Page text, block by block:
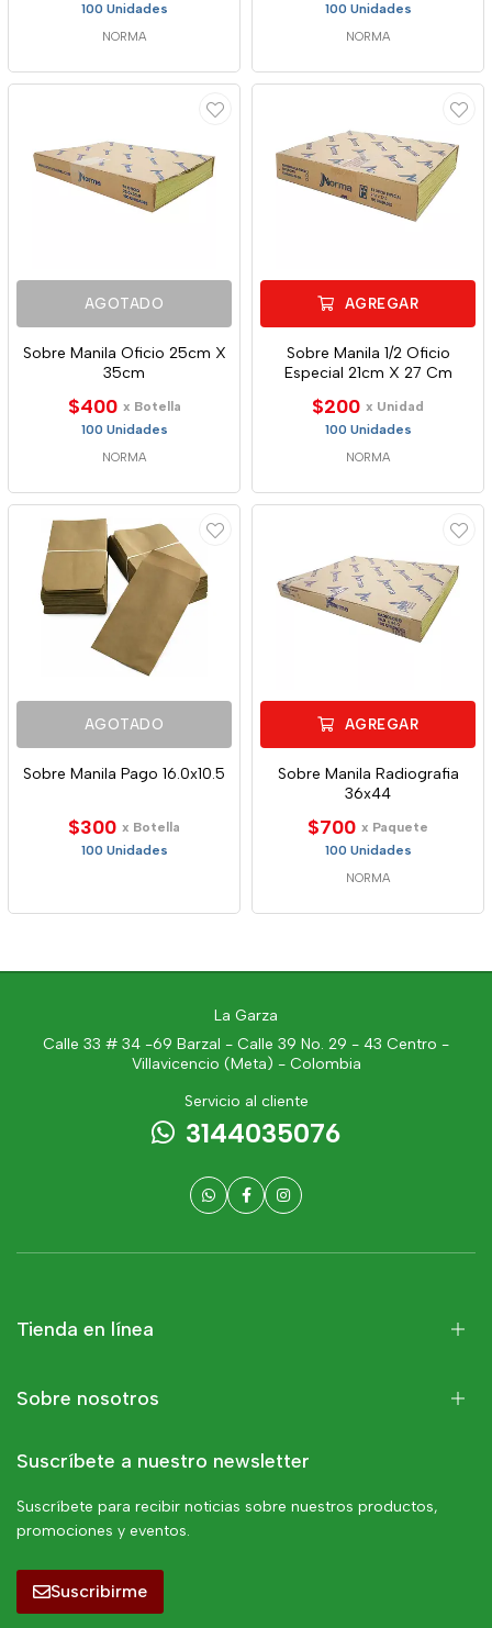
100 Unidades
NORMA
100 Unidades
NORMA
AGOTADO
Sobre Manila Oficio 25cm X
35cm
$400 x Botella
100 Unidades
NORMA
AGREGAR
Sobre Manila 1/2 Oficio
Especial 21cm X 27 Cm
$200 x Unidad
100 Unidades
NORMA
AGOTADO
Sobre Manila Pago 16.0x10.5
$300 x Botella
100 Unidades
AGREGAR
Sobre Manila Radiografia
36x44
$700 x Paquete
100 Unidades
NORMA
La Garza
Calle 33 # 34 -69 Barzal - Calle 39 No. 29 - 43 Centro -
Villavicencio (Meta) - Colombia
Servicio al cliente
3144035076
Tienda en línea
Sobre nosotros
Suscríbete a nuestro newsletter
Suscríbete para recibir noticias sobre nuestros productos,
promociones y eventos.
Suscribirme